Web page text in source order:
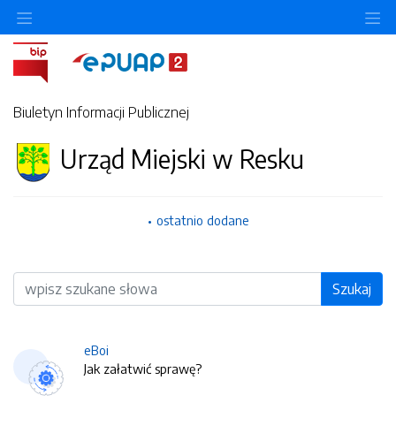
Biuletyn Informacji Publicznej
Urząd Miejski w Resku
ostatnio dodane
Wyszukiwarka Szukaj
eBoi
Jak załatwić sprawę?